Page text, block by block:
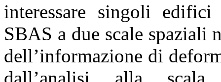
interessare singoli
SBAS a due scale spaziali
dell’informazione di
dall’analisi alla